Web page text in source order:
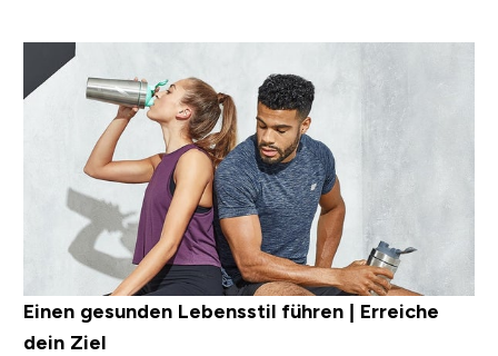
Einen gesunden Lebensstil führen | Erreiche
dein Ziel